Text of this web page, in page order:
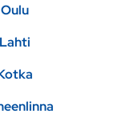
Oulu
Lahti